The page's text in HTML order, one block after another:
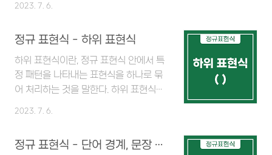
g 옵션 없이 사용하면 일치하는 패턴 하
다. i 정규표현식은 기본적으로 대소문자
를 구분하는데, 플래그 옵션 i를 사용하면
대소문자 구분 없이 알파벳만 일치하면
선택해준다. m 줄 바꿈이 된 부분도 문장
의 경계로 인식해 주는 플래그 옵션이다...
continue def del elif else
except False finally for from
global if import in is lambda
nonlocal None not or pass
yield
2023. 7. 6.
정규 표현식 - 하위 표현식
하위 표현식이란, 정규 표현식 안에서 특
정 패턴을 나타내는 표현식을 하나로 묶
어 처리하는 것을 말한다. 하위 표현식은
이가 너무 길어지면 가독성이 떨어지게
2023. 7. 6.
정규 표현식 - 단어 경계, 문장 경계